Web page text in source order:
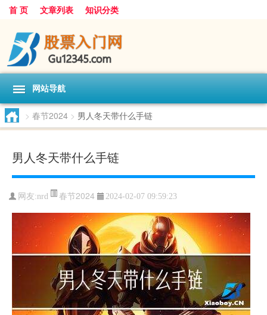
首 页 文章列表 知识分类
网站导航
> 春节2024 > 男人冬天带什么手链
男人冬天带什么手链
网友:nrd 春节2024 2024-02-07 09:59:23